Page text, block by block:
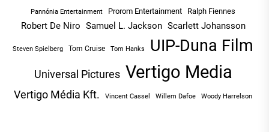
Pannónia Entertainment Prorom Entertainment Ralph Fiennes
Robert De Niro Samuel L. Jackson Scarlett Johansson
Steven Spielberg Tom Cruise Tom Hanks UIP-Duna Film
Universal Pictures Vertigo Media
Vertigo Média Kft. Vincent Cassel Willem Dafoe Woody Harrelson